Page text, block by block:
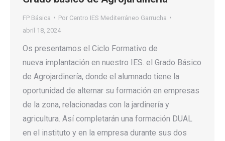
FP Básica Por Centro IES Mediterráneo Garrucha
abril 18, 2024
Os presentamos el Ciclo Formativo de
nueva implantación en nuestro IES. el Grado Básico
de Agrojardinería, donde el alumnado tiene la
oportunidad de alternar su formación en empresas
de la zona, relacionadas con la jardinería y
agricultura. Así completarán una formación DUAL
en el instituto y en la empresa durante sus dos